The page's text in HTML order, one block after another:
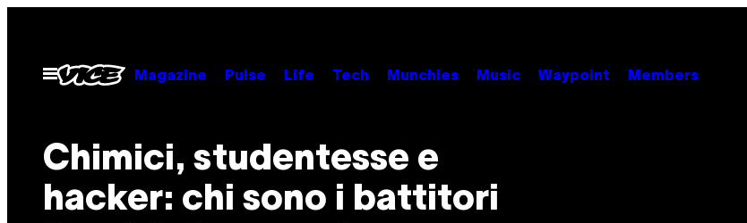
contenuto
Apri
Magazine Pulse Life Tech Munchies Music Waypoint Members
Chimici, studentesse e
hacker: chi sono i battitori